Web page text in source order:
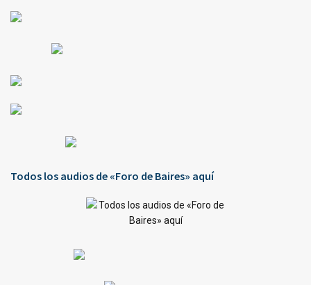
Todos los audios de «Foro de Baires» aquí